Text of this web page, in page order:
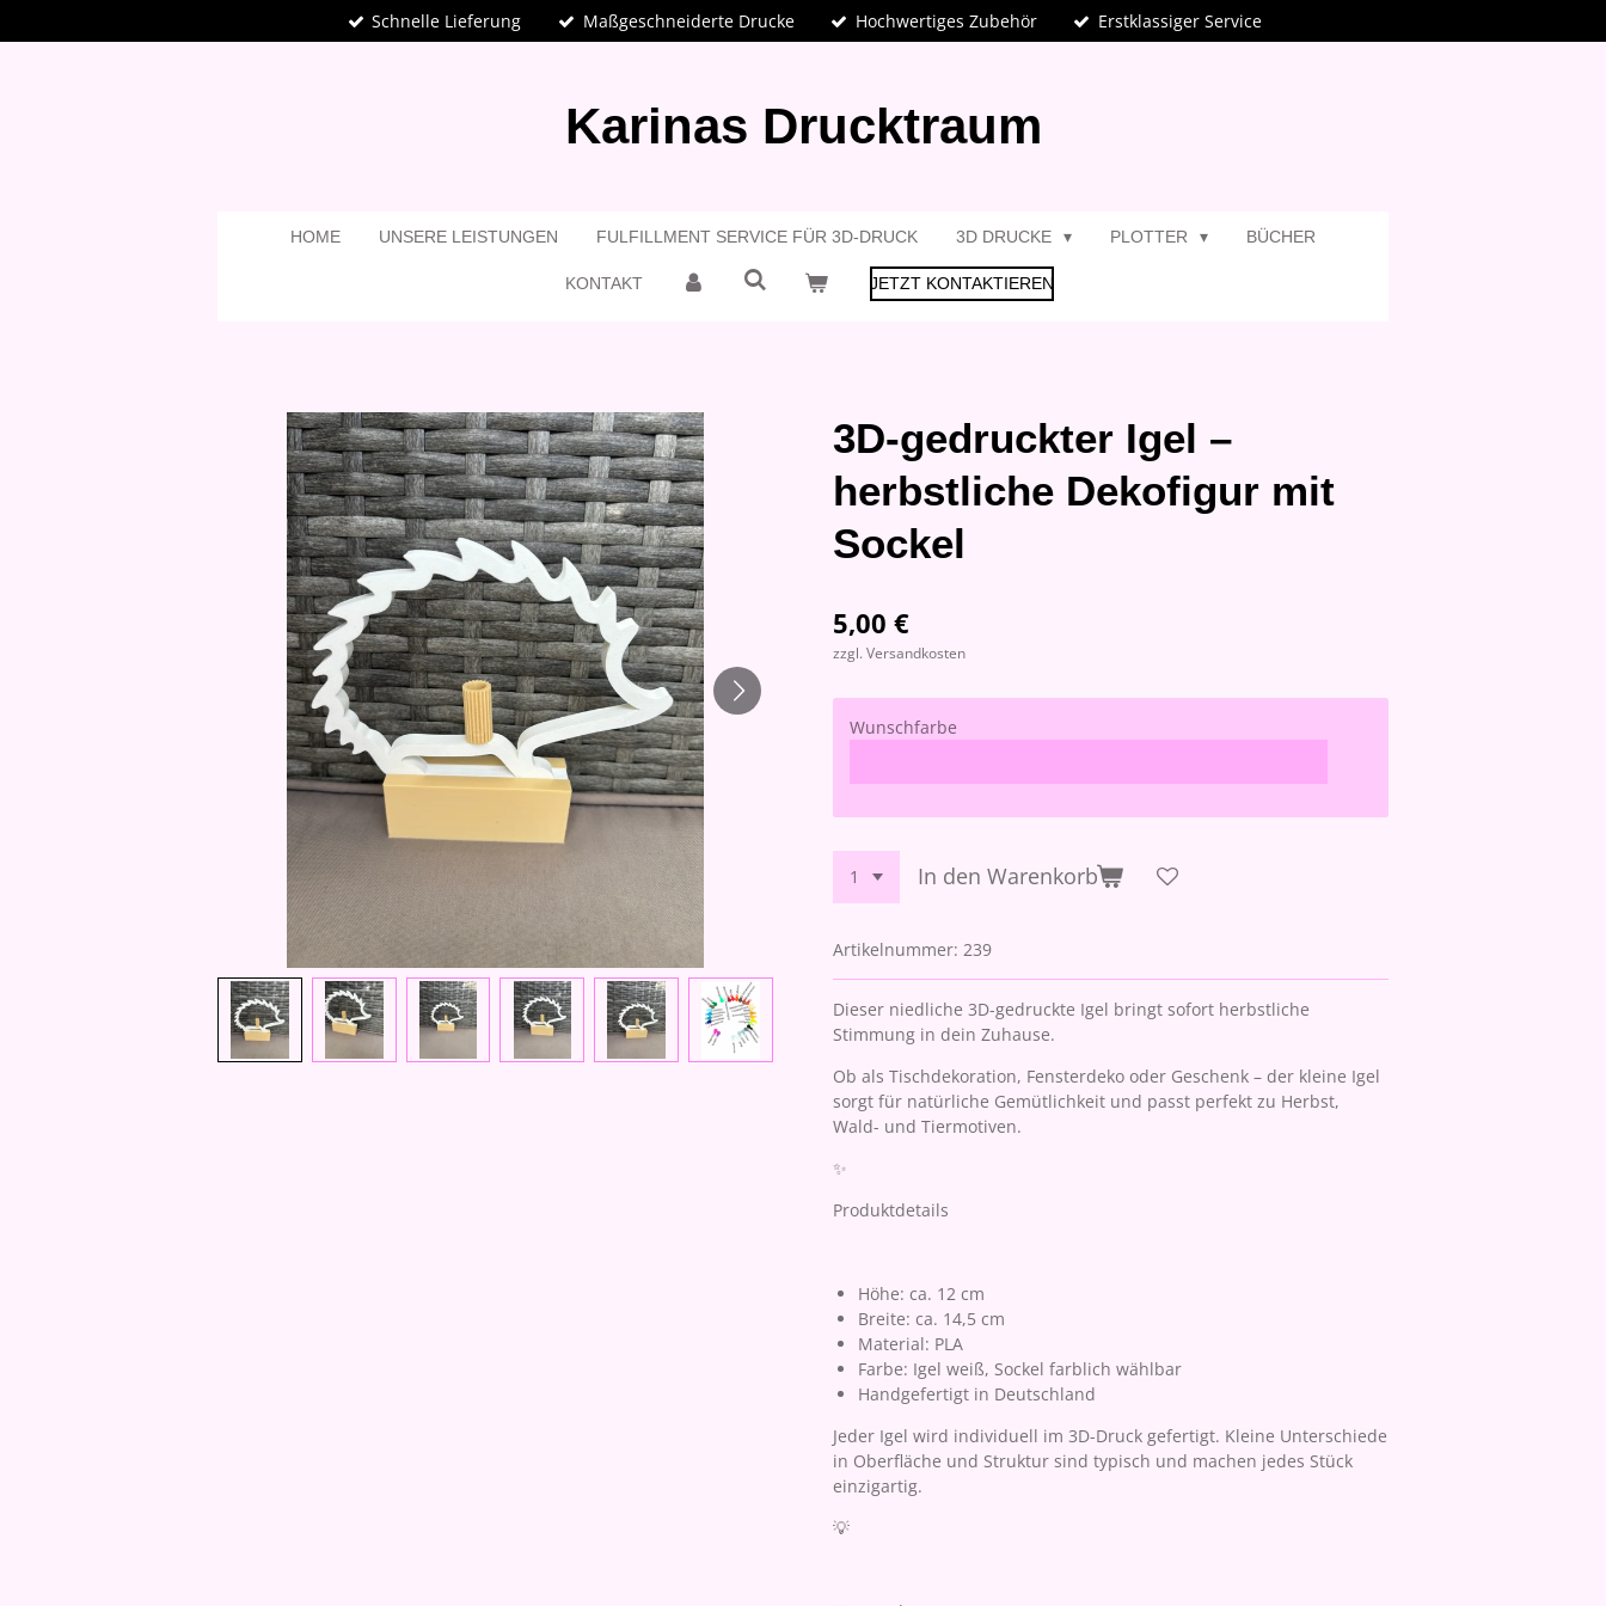
Hauptinhalt
Schnelle Lieferung Maßgeschneiderte Drucke Hochwertiges Zubehör Erstklassiger Service
Karinas Drucktraum
HOME UNSERE LEISTUNGEN FULFILLMENT SERVICE FÜR 3D-DRUCK 3D DRUCKE PLOTTER BÜCHER
KONTAKT JETZT KONTAKTIEREN
3D-gedruckter Igel –
herbstliche Dekofigur mit
Sockel
5,00 €
zzgl. Versandkosten
Wunschfarbe
In den Warenkorb
Artikelnummer: 239
Dieser niedliche 3D-gedruckte Igel bringt sofort herbstliche
Stimmung in dein Zuhause.
Ob als Tischdekoration, Fensterdeko oder Geschenk – der kleine Igel
sorgt für natürliche Gemütlichkeit und passt perfekt zu Herbst,
Wald- und Tiermotiven.
✨
Produktdetails
Höhe: ca. 12 cm
Breite: ca. 14,5 cm
Material: PLA
Farbe: Igel weiß, Sockel farblich wählbar
Handgefertigt in Deutschland
Jeder Igel wird individuell im 3D-Druck gefertigt. Kleine Unterschiede
in Oberfläche und Struktur sind typisch und machen jedes Stück
einzigartig.
💡